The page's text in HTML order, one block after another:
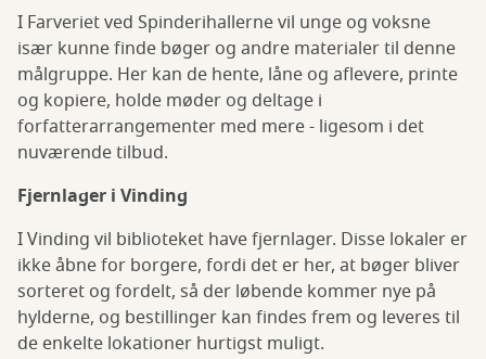
I Farveriet ved Spinderihallerne vil unge og voksne
især kunne finde bøger og andre materialer til denne
målgruppe. Her kan de hente, låne og aflevere, printe
og kopiere, holde møder og deltage i
forfatterarrangementer med mere - ligesom i det
nuværende tilbud.
Fjernlager i Vinding
I Vinding vil biblioteket have fjernlager. Disse lokaler er
ikke åbne for borgere, fordi det er her, at bøger bliver
sorteret og fordelt, så der løbende kommer nye på
hylderne, og bestillinger kan findes frem og leveres til
de enkelte lokationer hurtigst muligt.